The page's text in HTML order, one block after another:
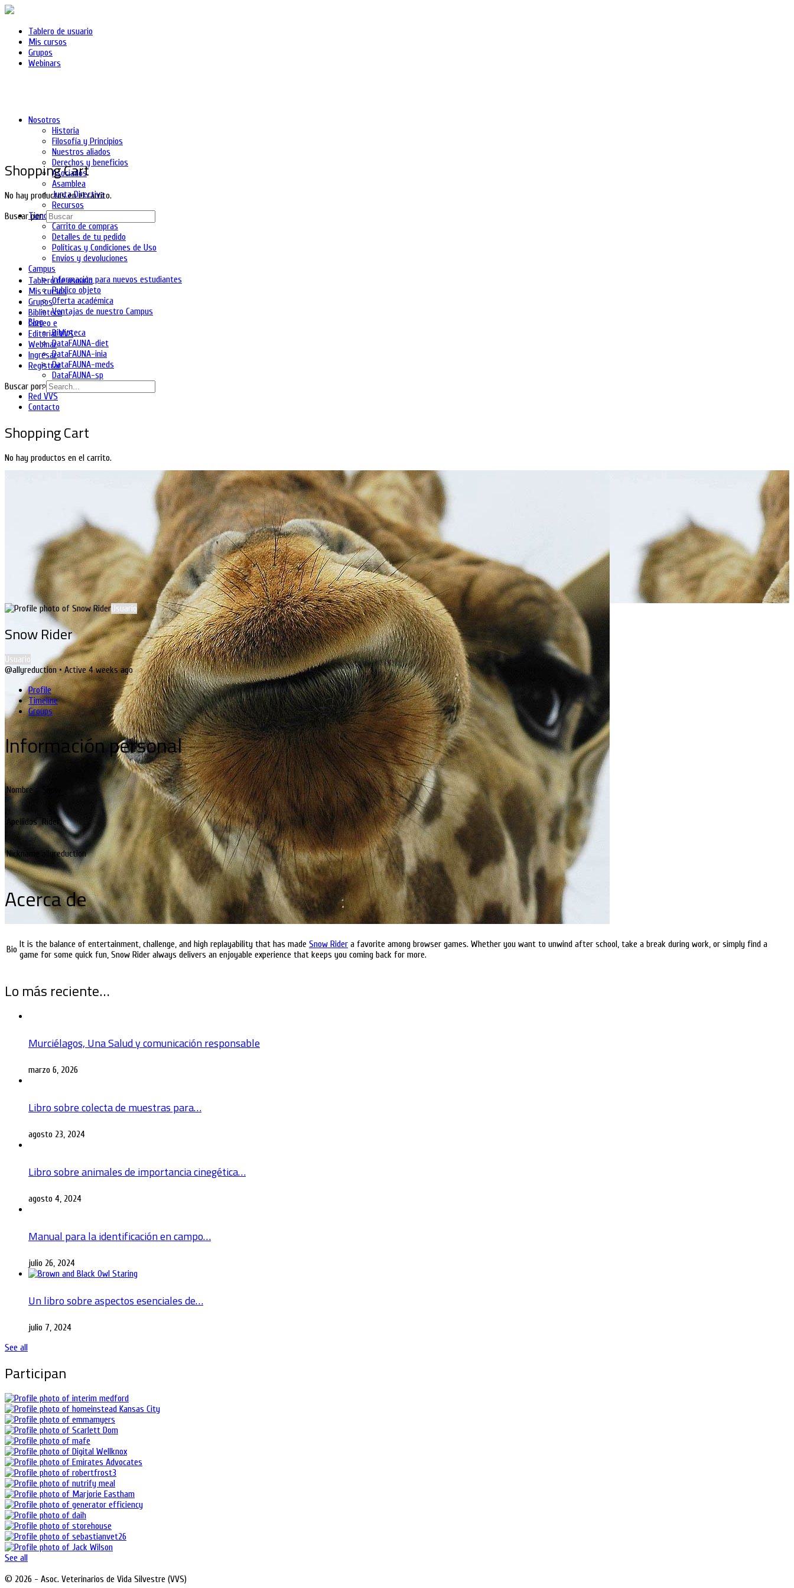
Tablero de usuario
Mis cursos
Grupos
Webinars
Nosotros
Historia
Filosofía y Principios
Nuestros aliados
Derechos y beneficios
Asociados
Asamblea
Junta Directiva
Recursos
Tienda
Carrito de compras
Detalles de tu pedido
Políticas y Condiciones de Uso
Envíos y devoluciones
Campus
Información para nuevos estudiantes
Publico objeto
Oferta académica
Ventajas de nuestro Campus
Blog
Biblioteca
DataFAUNA-diet
DataFAUNA-inia
DataFAUNA-meds
DataFAUNA-sp
DataFAUNA-Org
Red VVS
Contacto
Shopping Cart
No hay productos en el carrito.
Shopping Cart
No hay productos en el carrito.
Buscar por:
Tablero de usuario
Mis cursos
Grupos
Biblioteca
Correo e
Editorial VVS
Webinar
Ingresar
Registrar
Buscar por:
Usuario
Snow Rider
Usuario
@allyreduction •Active 4 weeks ago
Profile
Timeline
Groups
Información personal
Nombre
Apellidos Rider
Nickname allyreduction
Acerca de
Bio It is the balance of entertainment, challenge, and high replayability that has made Snow Rider a favorite among browser games. Whether you want to unwind after school, take a break during work, or simply find a
game for some quick fun, Snow Rider always delivers an enjoyable experience that keeps you coming back for more.
Lo más reciente…
Murciélagos, Una Salud y comunicación responsable
marzo 6, 2026
Libro sobre colecta de muestras para…
agosto 23, 2024
Libro sobre animales de importancia cinegética…
agosto 4, 2024
Manual para la identificación en campo…
julio 26, 2024
Un libro sobre aspectos esenciales de…
julio 7, 2024
See all
Participan
See all
© 2026 - Asoc. Veterinarios de Vida Silvestre (VVS)